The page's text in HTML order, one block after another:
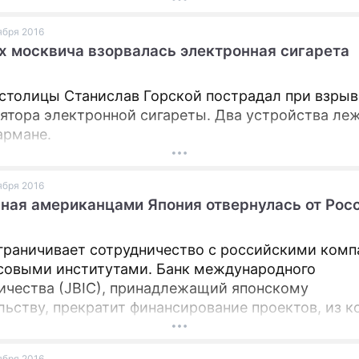
2016
москвича взорвалась электронная сигарета
Станислав Горской пострадал при
электронной сигареты. Два устройства
2016
американцами Япония отвернулась от
сотрудничество с российскими
институтами. Банк международного
(JBIC), принадлежащий японскому
прекратит финансирование проектов, из
или американские партнеры.